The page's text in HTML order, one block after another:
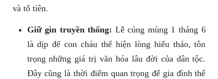
và tổ tiên.
Giữ gìn truyền thống: Lễ cúng mùng 1 tháng 6
là dịp để con cháu thể hiện lòng hiếu thảo, tôn
trọng những giá trị văn hóa lâu đời của dân tộc.
Đây cũng là thời điểm quan trọng để gia đình thể